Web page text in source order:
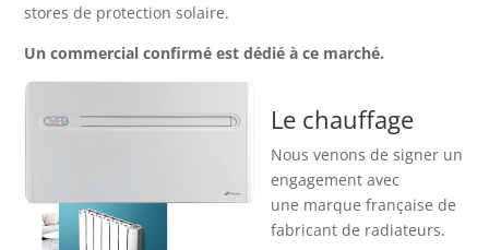
stores de protection solaire.
Un commercial confirmé est dédié à ce marché.
Le chauffage
Nous venons de signer un
engagement avec
une marque française de
fabricant de radiateurs.